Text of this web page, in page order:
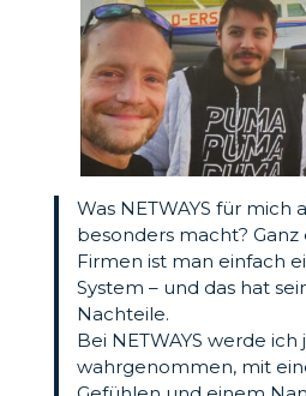
Was NETWAYS für mich
besonders macht? Ganz
Firmen ist man einfach
System – und das hat
Nachteile.
Bei NETWAYS werde
wahrgenommen, mit